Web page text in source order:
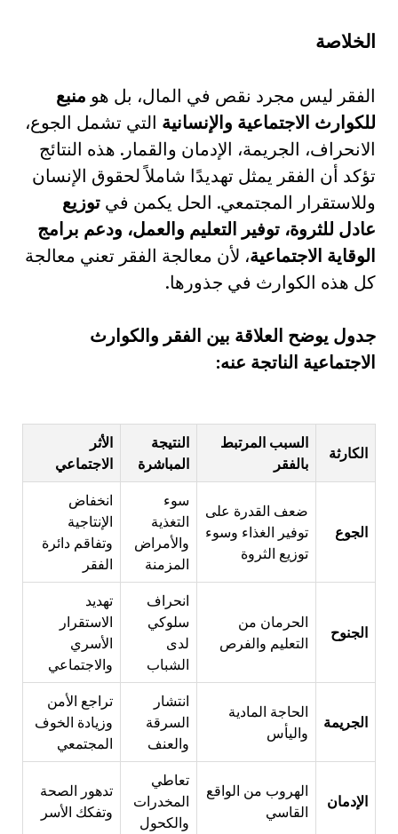
الخلاصة
الفقر ليس مجرد نقص في المال، بل هو منبع
للكوارث الاجتماعية والإنسانية التي تشمل الجوع،
الانحراف، الجريمة، الإدمان والقمار. هذه النتائج
تؤكد أن الفقر يمثل تهديدًا شاملاً لحقوق الإنسان
وللاستقرار المجتمعي. الحل يكمن في توزيع
عادل للثروة، توفير التعليم والعمل، ودعم برامج
الوقاية الاجتماعية، لأن معالجة الفقر تعني معالجة
كل هذه الكوارث في جذورها.
جدول يوضح العلاقة بين الفقر والكوارث
الاجتماعية الناتجة عنه:
الكارثة
السبب المرتبط
بالفقر
النتيجة
المباشرة
الأثر
الاجتماعي
الجوع
ضعف القدرة على
توفير الغذاء وسوء
توزيع الثروة
سوء
التغذية
والأمراض
المزمنة
انخفاض
الإنتاجية
وتفاقم دائرة
الفقر
الجنوح
الحرمان من
التعليم والفرص
انحراف
سلوكي
لدى
الشباب
تهديد
الاستقرار
الأسري
والاجتماعي
الجريمة
الحاجة المادية
واليأس
انتشار
السرقة
والعنف
تراجع الأمن
وزيادة الخوف
المجتمعي
الإدمان
الهروب من الواقع
القاسي
تعاطي
المخدرات
والكحول
تدهور الصحة
وتفكك الأسر